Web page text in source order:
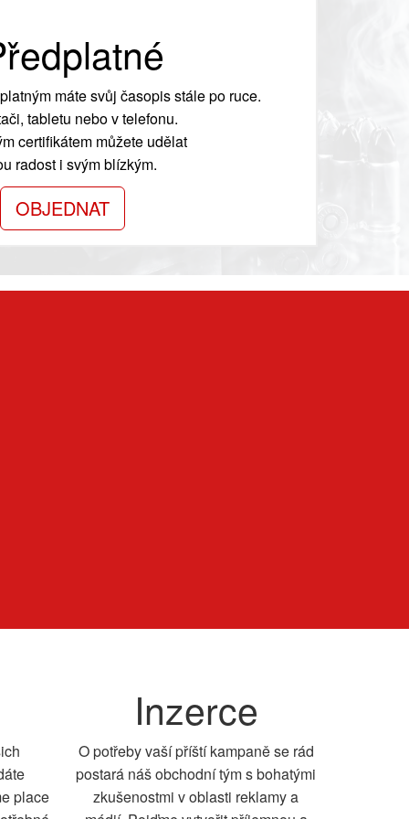
máte svůj časopis stále po ruce.
tabletu nebo v telefonu.
certifikátem můžete udělat
radost i svým blízkým.
OBJEDNAT
place
Inzerce
O potřeby vaší příští kampaně se rád
postará náš obchodní tým s bohatými
zkušenostmi v oblasti reklamy a